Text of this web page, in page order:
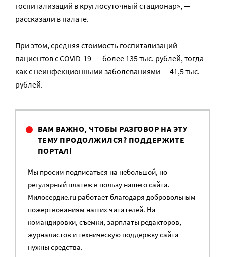
госпитализаций в круглосуточный стационар», —
рассказали в палате.
При этом, средняя стоимость госпитализаций
пациентов с COVID-19 — более 135 тыс. рублей, тогда
как с неинфекционными заболеваниями — 41,5 тыс.
рублей.
ВАМ ВАЖНО, ЧТОБЫ РАЗГОВОР НА ЭТУ
ТЕМУ ПРОДОЛЖИЛСЯ? ПОДДЕРЖИТЕ
ПОРТАЛ!
Мы просим подписаться на небольшой, но
регулярный платеж в пользу нашего сайта.
Милосердие.ru работает благодаря добровольным
пожертвованиям наших читателей. На
командировки, съемки, зарплаты редакторов,
журналистов и техническую поддержку сайта
нужны средства.